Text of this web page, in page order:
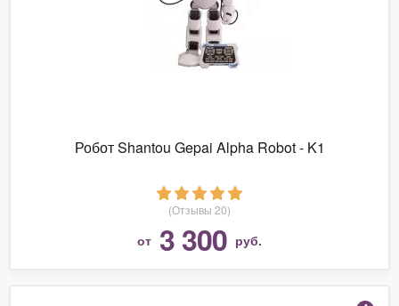
Робот Shantou Gepai Alpha Robot - K1
(Отзывы 20)
от 3 300 руб.